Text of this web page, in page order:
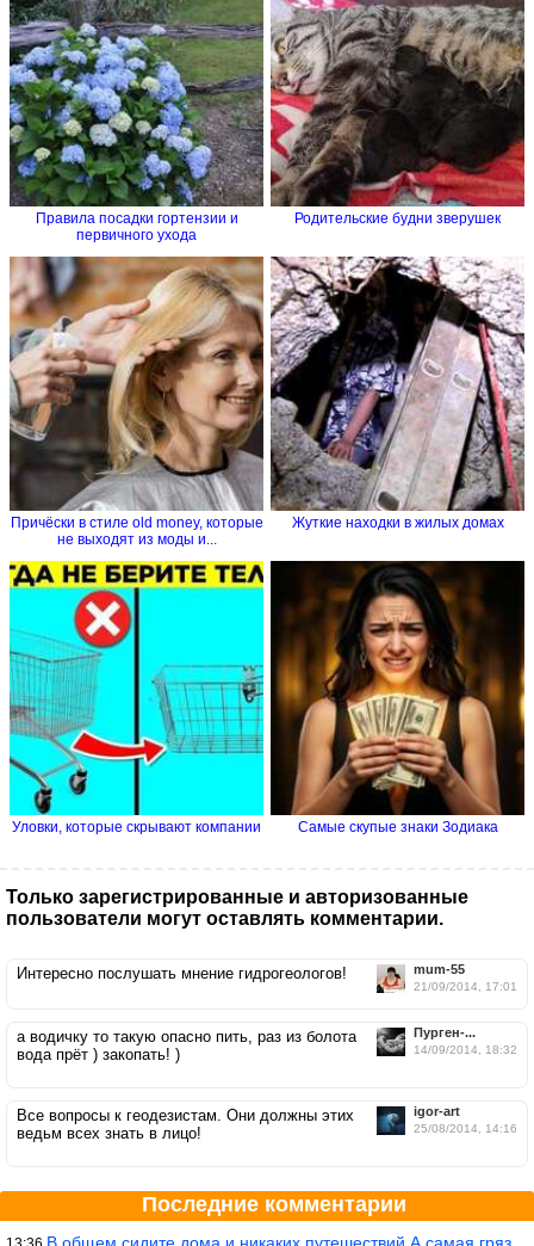
Правила посадки гортензии и
первичного ухода
Родительские будни зверушек
Причёски в стиле old money, которые
не выходят из моды и...
Жуткие находки в жилых домах
Уловки, которые скрывают компании Самые скупые знаки Зодиака
Только зарегистрированные и авторизованные
пользователи могут оставлять комментарии.
mum-55
21/09/2014, 17:01
Интересно послушать мнение гидрогеологов!
Пурген-...
14/09/2014, 18:32
а водичку то такую опасно пить, раз из болота
вода прёт ) закопать! )
igor-art
25/08/2014, 14:16
Все вопросы к геодезистам. Они должны этих
ведьм всех знать в лицо!
Последние комментарии
В общем сидите дома и никаких путешествий А самая грязная в от